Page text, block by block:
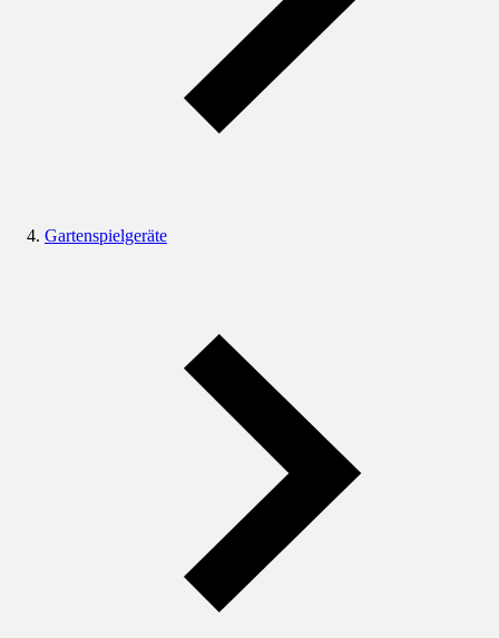
Gartenspielgeräte